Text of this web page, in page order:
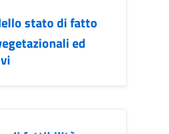
stato di fatto
ed